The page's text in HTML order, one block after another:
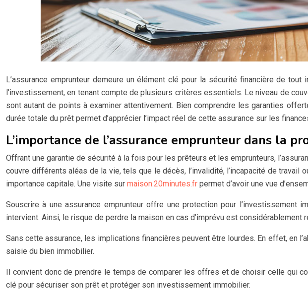
L’assurance emprunteur demeure un élément clé pour la sécurité financière de
l’investissement, en tenant compte de plusieurs critères essentiels. Le niveau de
sont autant de points à examiner attentivement. Bien comprendre les garanties
durée totale du prêt permet d’apprécier l’impact réel de cette assurance sur les
L’importance de l’assurance emprunteur dans la
Offrant une garantie de sécurité à la fois pour les prêteurs et les emprunteurs,
couvre différents aléas de la vie, tels que le décès, l’invalidité, l’incapacité de
importance capitale. Une visite sur maison.20minutes.fr permet d’avoir une vue
Souscrire à une assurance emprunteur offre une protection pour l’investissement
intervient. Ainsi, le risque de perdre la maison en cas d’imprévu est considérablement
Sans cette assurance, les implications financières peuvent être lourdes. En effet, en
saisie du bien immobilier.
Il convient donc de prendre le temps de comparer les offres et de choisir celle qui
clé pour sécuriser son prêt et protéger son investissement immobilier.